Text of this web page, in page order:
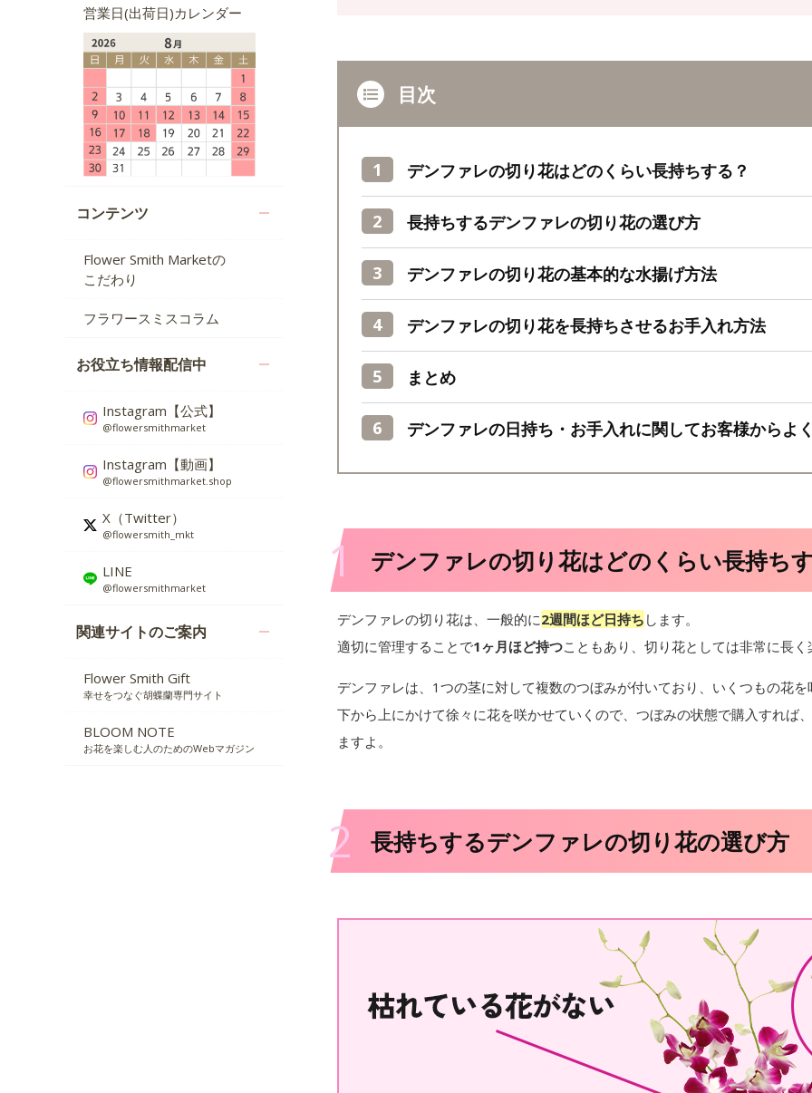
営業日(出荷日)カレンダー
コンテンツ
Flower Smith Marketの
こだわり
フラワースミスコラム
お役立ち情報配信中
Instagram【公式】
@flowersmithmarket
Instagram【動画】
@flowersmithmarket.shop
X（Twitter）
@flowersmith_mkt
LINE
@flowersmithmarket
関連サイトのご案内
Flower Smith Gift
幸せをつなぐ胡蝶蘭専門サイト
BLOOM NOTE
お花を楽しむ人のためのWebマガジン
目次
デンファレの切り花はどのくらい長持ちする？
長持ちするデンファレの切り花の選び方
デンファレの切り花の基本的な水揚げ方法
デンファレの切り花を長持ちさせるお手入れ方法
まとめ
デンファレの日持ち・お手入れに関してお客様からよ
1 デンファレの切り花はどのくらい長持ち
デンファレの切り花は、一般的に2週間ほど日持ち します。
適切に管理することで1ヶ月ほど持つこともあり、切り花としては非常に長く
デンファレは、1つの茎に対して複数のつぼみが付いており、いくつもの花を
下から上にかけて徐々に花を咲かせていくので、つぼみの状態で購入すれば
ますよ。
2 長持ちするデンファレの切り花の選び方